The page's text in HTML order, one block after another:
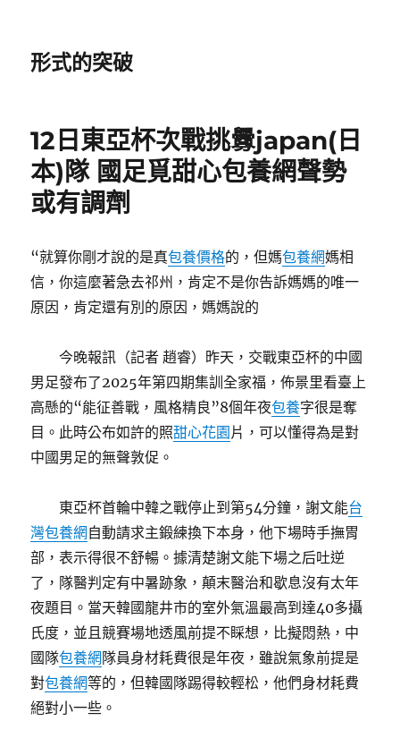
形式的突破
12日東亞杯次戰挑釁japan(日
本)隊 國足覓甜心包養網聲勢
或有調劑
“就算你剛才說的是真包養價格的，但媽包養網媽相
信，你這麼著急去祁州，肯定不是你告訴媽媽的唯一
原因，肯定還有別的原因，媽媽說的
今晚報訊（記者 趙睿）昨天，交戰東亞杯的中國
男足發布了2025年第四期集訓全家福，佈景里看臺上
高懸的“能征善戰，風格精良”8個年夜包養字很是奪
目。此時公布如許的照甜心花園 片，可以懂得為是對
中國男足的無聲敦促。
東亞杯首輪中韓之戰停止到第54分鐘，謝文能台
灣包養網 自動請求主鍛練換下本身，他下場時手撫胃
部，表示得很不舒暢。據清楚謝文能下場之后吐逆
了，隊醫判定有中暑跡象，顛末醫治和歇息沒有太年
夜題目。當天韓國龍井市的室外氣溫最高到達40多攝
氏度，並且競賽場地透風前提不睬想，比擬悶熱，中
國隊包養網 隊員身材耗費很是年夜，雖說氣象前提是
對包養網等的，但韓國隊踢得較輕松，他們身材耗費
絕對小一些。